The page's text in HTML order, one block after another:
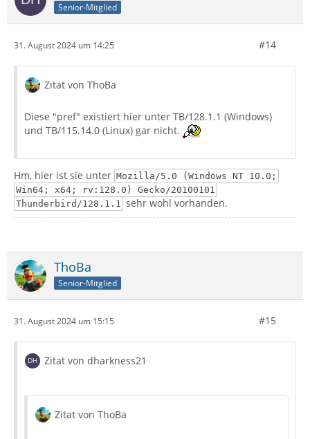
Senior-Mitglied
31. August 2024 um 14:25 #14
Zitat von ThoBa
Diese "pref" existiert hier unter TB/128.1.1 (Windows)
und TB/115.14.0 (Linux) gar nicht.
Hm, hier ist sie unter Mozilla/5.0 (Windows NT 10.0;
Win64; x64; rv:128.0) Gecko/20100101
Thunderbird/128.1.1 sehr wohl vorhanden.
ThoBa
Senior-Mitglied
31. August 2024 um 15:15 #15
Zitat von dharkness21
Zitat von ThoBa